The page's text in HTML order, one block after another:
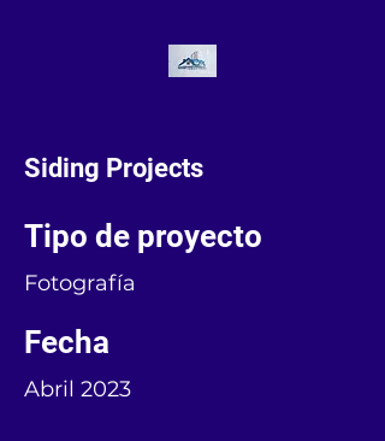
Siding Projects
Tipo de proyecto
Fotografía
Fecha
Abril 2023